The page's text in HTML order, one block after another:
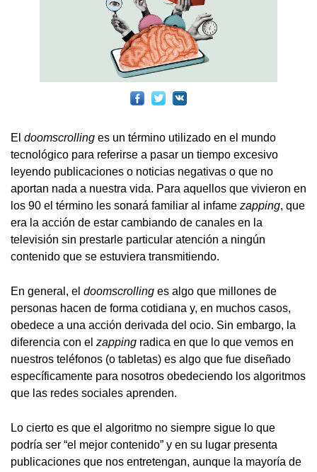
El doomscrolling es un término utilizado en el mundo
tecnológico para referirse a pasar un tiempo excesivo
leyendo publicaciones o noticias negativas o que no
aportan nada a nuestra vida. Para aquellos que vivieron en
los 90 el término les sonará familiar al infame zapping, que
era la acción de estar cambiando de canales en la
televisión sin prestarle particular atención a ningún
contenido que se estuviera transmitiendo.
En general, el doomscrolling es algo que millones de
personas hacen de forma cotidiana y, en muchos casos,
obedece a una acción derivada del ocio. Sin embargo, la
diferencia con el zapping radica en que lo que vemos en
nuestros teléfonos (o tabletas) es algo que fue diseñado
específicamente para nosotros obedeciendo los algoritmos
que las redes sociales aprenden.
Lo cierto es que el algoritmo no siempre sigue lo que
podría ser “el mejor contenido” y en su lugar presenta
publicaciones que nos entretengan, aunque la mayoría de